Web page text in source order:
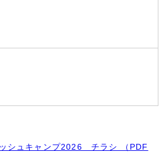
シュキャンプ2026 チラシ （PDF